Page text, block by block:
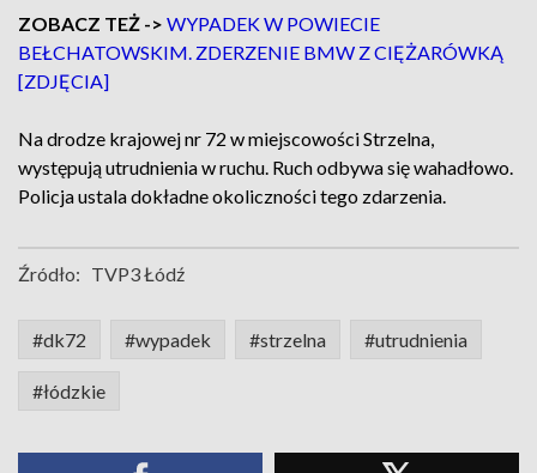
ZOBACZ TEŻ -> WYPADEK W POWIECIE
BEŁCHATOWSKIM. ZDERZENIE BMW Z CIĘŻARÓWKĄ
[ZDJĘCIA]
Na drodze krajowej nr 72 w miejscowości Strzelna,
występują utrudnienia w ruchu. Ruch odbywa się wahadłowo.
Policja ustala dokładne okoliczności tego zdarzenia.
Źródło: TVP3 Łódź
#dk72 #wypadek #strzelna #utrudnienia
#łódzkie